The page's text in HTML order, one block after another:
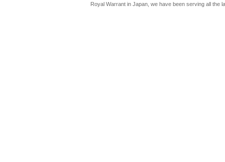
Royal Warrant in Japan, we have been serving all the